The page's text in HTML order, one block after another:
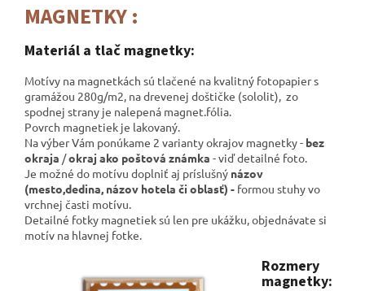
MAGNETKY :
Materiál a tlač magnetky:
Motívy na magnetkách sú tlačené na kvalitný fotopapier s
gramážou 280g/m2, na drevenej doštičke (sololit), zo
spodnej strany je nalepená magnet.fólia.
Povrch magnetiek je lakovaný.
Na výber Vám ponúkame 2 varianty okrajov magnetky - bez
okraja /okraj ako poštová známka - viď detailné foto.
Je možné do motívu doplniť aj príslušný názov
(mesto,dedina, názov hotela či oblasť) - formou stuhy vo
vrchnej časti motívu.
Detailné fotky magnetiek sú len pre ukážku, objednávate si
motív na hlavnej fotke.
Rozmery
magnetky: